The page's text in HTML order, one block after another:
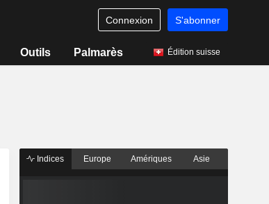
Connexion S'abonner
Outils Palmarès Édition suisse
Indices Europe Amériques Asie